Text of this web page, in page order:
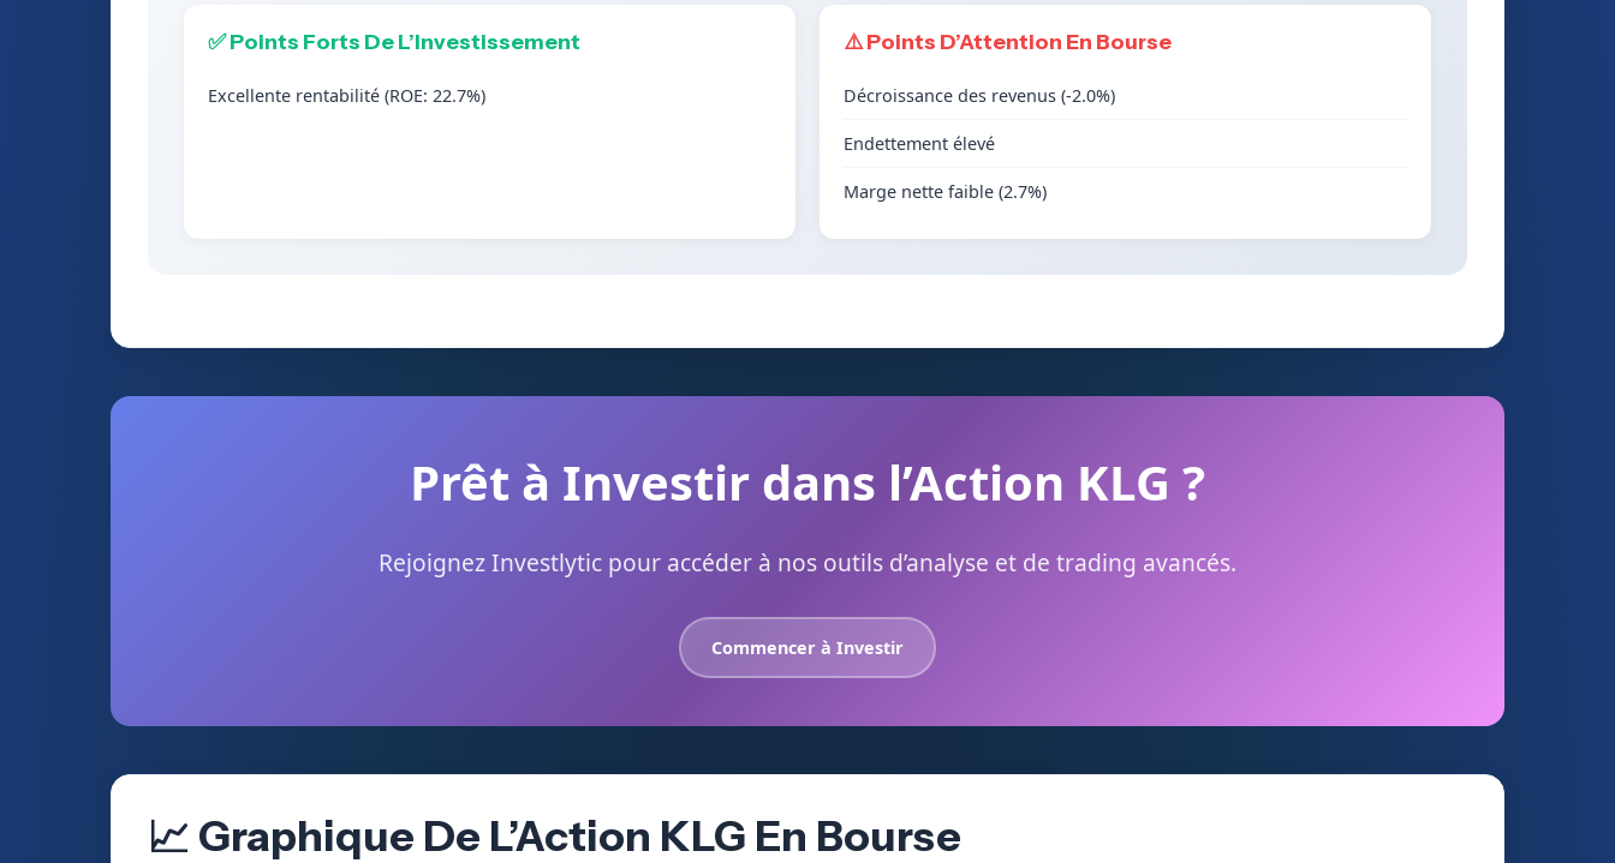
✅ Points Forts De L’Investissement
Excellente rentabilité (ROE: 22.7%)
⚠️ Points D’Attention En Bourse
Décroissance des revenus (-2.0%)
Endettement élevé
Marge nette faible (2.7%)
Prêt à Investir dans l’Action KLG ?
Rejoignez Investlytic pour accéder à nos outils d’analyse et de trading avancés.
Commencer à Investir
📈 Graphique De L’Action KLG En Bourse